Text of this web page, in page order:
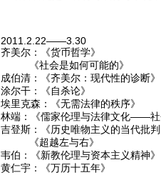
2011.2.22——3.30
齐美尔：《货币哲学》
《社会是如何可能的》
成伯清：《齐美尔：现代性的诊断》
涂尔干：《自杀论》
埃里克森：《无需法律的秩序》
林端：《儒家伦理与法律文化——社
吉登斯：《历史唯物主义的当代批
《超越左与右》
韦伯：《新教伦理与资本主义精神》
黄仁宇：《万历十五年》